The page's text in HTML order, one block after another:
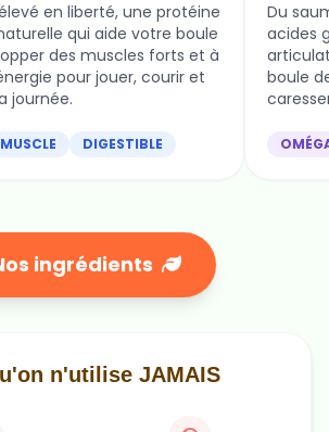
en liberté, une protéine
qui aide votre boule
des muscles forts et à
pour jouer, courir et
journée.
MUSCLE DIGESTIBLE
Du
acides
boule
ingrédients
n'utilise JAMAIS